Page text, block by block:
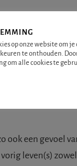
ware opgeslagen
die al vele levens
deze benaming
oud, maar gewoon
aanwezig is
ook een gevoel
leven(s)
op onze website om
te onthouden.
om alle cookies te